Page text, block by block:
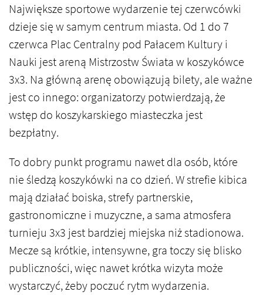
Największe sportowe wydarzenie tej czerwcówki
dzieje się w samym centrum miasta. Od 1 do 7
czerwca Plac Centralny pod Pałacem Kultury i
Nauki jest areną Mistrzostw Świata w koszykówce
3x3. Na główną arenę obowiązują bilety, ale ważne
jest co innego: organizatorzy potwierdzają, że
wstęp do koszykarskiego miasteczka jest
bezpłatny.
To dobry punkt programu nawet dla osób, które
nie śledzą koszykówki na co dzień. W strefie kibica
mają działać boiska, strefy partnerskie,
gastronomiczne i muzyczne, a sama atmosfera
turnieju 3x3 jest bardziej miejska niż stadionowa.
Mecze są krótkie, intensywne, gra toczy się blisko
publiczności, więc nawet krótka wizyta może
wystarczyć, żeby poczuć rytm wydarzenia.